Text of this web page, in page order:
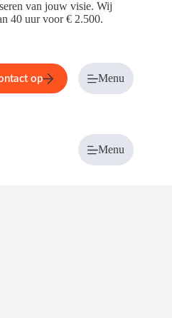
van jouw visie. Wij
40 uur voor € 2.500.
Service Over ons
op Menu
Menu